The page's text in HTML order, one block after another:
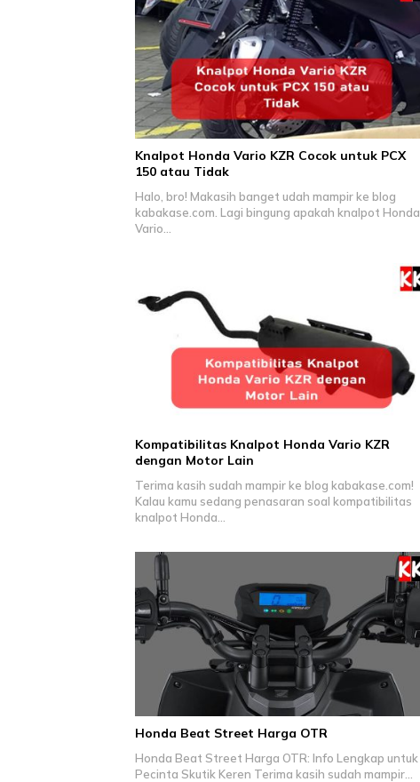
Knalpot Honda Vario KZR Cocok untuk PCX
150 atau Tidak
Halo, bro! Makasih banget udah mampir ke blog
kabakase.com. Lagi bingung apakah knalpot Honda
Vario…
Kompatibilitas Knalpot Honda Vario KZR
dengan Motor Lain
Terima kasih sudah mampir ke blog kabakase.com!
Kalau kamu sedang penasaran soal kompatibilitas
knalpot Honda…
Honda Beat Street Harga OTR
Honda Beat Street Harga OTR: Info Lengkap untuk
Pecinta Skutik Keren Terima kasih sudah mampir…